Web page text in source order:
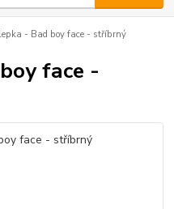
- Bad boy face - stříbrný
face -